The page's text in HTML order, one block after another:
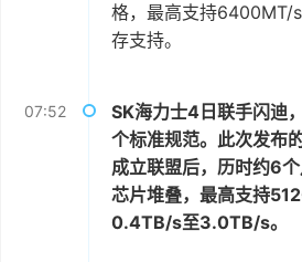
格，最高支持6400MT/
存支持。
07:52
SK海力士4日联手闪迪
个标准规范。此次发布
成立联盟后，历时约6
芯片堆叠，最高支持
0.4TB/s至3.0TB/s。